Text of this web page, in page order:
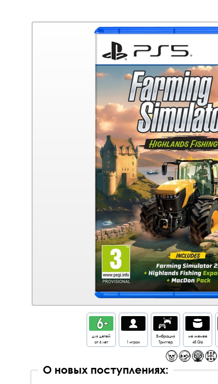
для детей
от 6 лет
1 игрок
Вибрация
Триггер
не менее
45 Gb
О новых поступлениях: